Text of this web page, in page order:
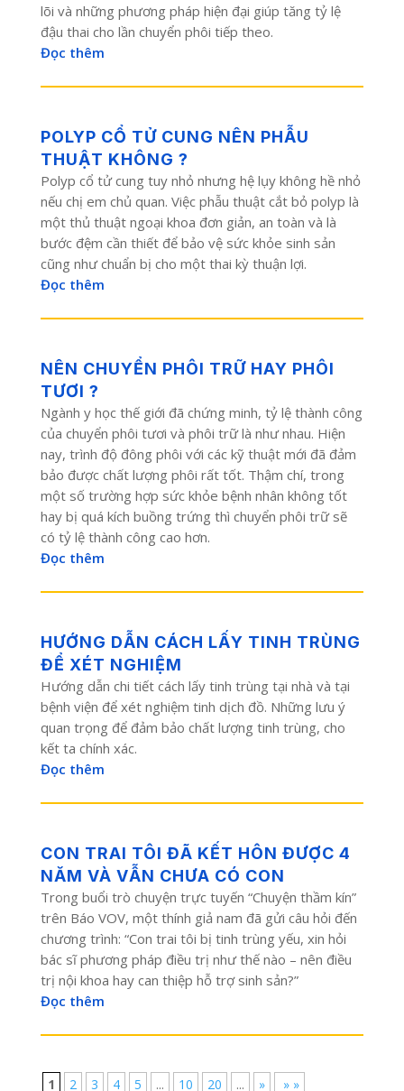
lõi và những phương pháp hiện đại giúp tăng tỷ lệ
đậu thai cho lần chuyển phôi tiếp theo.
Đọc thêm
POLYP CỔ TỬ CUNG NÊN PHẪU
THUẬT KHÔNG ?
Polyp cổ tử cung tuy nhỏ nhưng hệ lụy không hề nhỏ
nếu chị em chủ quan. Việc phẫu thuật cắt bỏ polyp là
một thủ thuật ngoại khoa đơn giản, an toàn và là
bước đệm cần thiết để bảo vệ sức khỏe sinh sản
cũng như chuẩn bị cho một thai kỳ thuận lợi.
Đọc thêm
NÊN CHUYỂN PHÔI TRỮ HAY PHÔI
TƯƠI ?
Ngành y học thế giới đã chứng minh, tỷ lệ thành công
của chuyển phôi tươi và phôi trữ là như nhau. Hiện
nay, trình độ đông phôi với các kỹ thuật mới đã đảm
bảo được chất lượng phôi rất tốt. Thậm chí, trong
một số trường hợp sức khỏe bệnh nhân không tốt
hay bị quá kích buồng trứng thì chuyển phôi trữ sẽ
có tỷ lệ thành công cao hơn.
Đọc thêm
HƯỚNG DẪN CÁCH LẤY TINH TRÙNG
ĐỂ XÉT NGHIỆM
Hướng dẫn chi tiết cách lấy tinh trùng tại nhà và tại
bệnh viện để xét nghiệm tinh dịch đồ. Những lưu ý
quan trọng để đảm bảo chất lượng tinh trùng, cho
kết ta chính xác.
Đọc thêm
CON TRAI TÔI ĐÃ KẾT HÔN ĐƯỢC 4
NĂM VÀ VẪN CHƯA CÓ CON
Trong buổi trò chuyện trực tuyến “Chuyện thầm kín”
trên Báo VOV, một thính giả nam đã gửi câu hỏi đến
chương trình: “Con trai tôi bị tinh trùng yếu, xin hỏi
bác sĩ phương pháp điều trị như thế nào – nên điều
trị nội khoa hay can thiệp hỗ trợ sinh sản?”
Đọc thêm
1 2 3 4 5 ... 10 20 ... » » »